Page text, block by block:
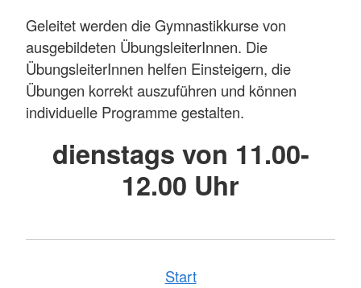
Geleitet werden die Gymnastikkurse von
ausgebildeten ÜbungsleiterInnen. Die
ÜbungsleiterInnen helfen Einsteigern, die
Übungen korrekt auszuführen und können
individuelle Programme gestalten.
dienstags von 11.00-
12.00 Uhr
Start